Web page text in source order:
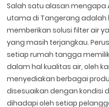
Salah satu alasan mengapa
utama di Tangerang
memberikan solusi filter air
yang masih terjangkau.
setiap rumah tangga
dalam hal kualitas air, oleh
menyediakan berbagai
disesuaikan dengan kondisi
dihadapi oleh setiap